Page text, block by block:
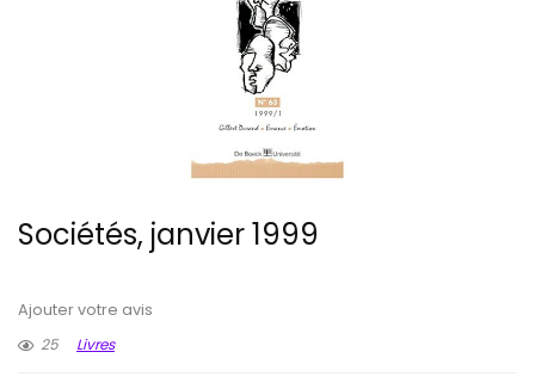
Sociétés, janvier 1999
Ajouter votre avis
25
Livres